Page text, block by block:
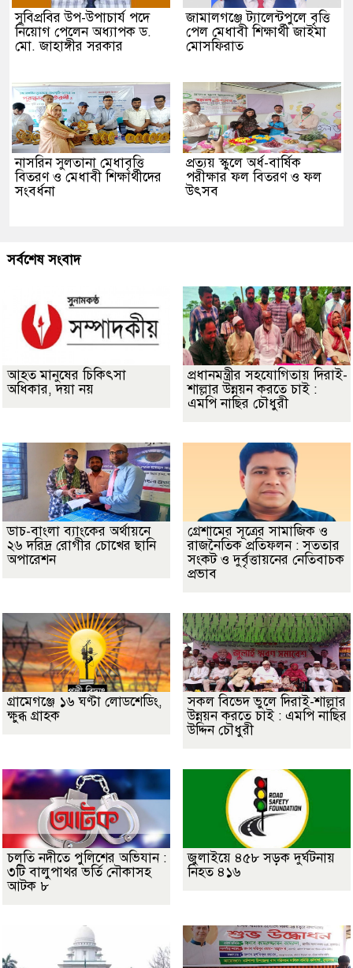
সুবিপ্রবির উপ-উপাচার্য পদে
নিয়োগ পেলেন অধ্যাপক ড.
মো. জাহাঙ্গীর সরকার
জামালগঞ্জে ট্যালেন্টপুলে বৃত্তি
পেল মেধাবী শিক্ষার্থী জাইমা
মোসফিরাত
নাসরিন সুলতানা মেধাবৃত্তি
বিতরণ ও মেধাবী শিক্ষার্থীদের
সংবর্ধনা
প্রত্যয় স্কুলে অর্ধ-বার্ষিক
পরীক্ষার ফল বিতরণ ও ফল
উৎসব
সর্বশেষ সংবাদ
আহত মানুষের চিকিৎসা
অধিকার, দয়া নয়
প্রধানমন্ত্রীর সহযোগিতায় দিরাই-
শাল্লার উন্নয়ন করতে চাই :
এমপি নাছির চৌধুরী
ডাচ-বাংলা ব্যাংকের অর্থায়নে
২৬ দরিদ্র রোগীর চোখের ছানি
অপারেশন
গ্রেশামের সূত্রের সামাজিক ও
রাজনৈতিক প্রতিফলন : সততার
সংকট ও দুর্বৃত্তায়নের নেতিবাচক
প্রভাব
গ্রামেগঞ্জে ১৬ ঘণ্টা লোডশেডিং,
ক্ষুব্ধ গ্রাহক
সকল বিভেদ ভুলে দিরাই-শাল্লার
উন্নয়ন করতে চাই : এমপি নাছির
উদ্দিন চৌধুরী
চলতি নদীতে পুলিশের অভিযান :
৩টি বালুপাথর ভর্তি নৌকাসহ
আটক ৮
জুলাইয়ে ৪৫৮ সড়ক দুর্ঘটনায়
নিহত ৪১৬